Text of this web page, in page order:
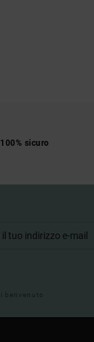
sicuro
benvenuto